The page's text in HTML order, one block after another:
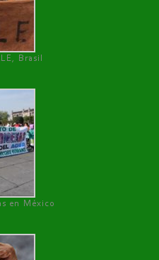
Brasil
en México